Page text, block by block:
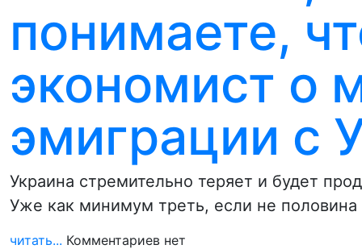
понимаете,
экономист о
эмиграции с
Украина стремительно теряет и будет
Уже как минимум треть, если не
читать... Комментариев нет